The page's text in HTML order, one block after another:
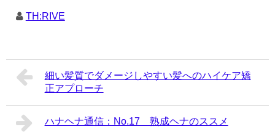
TH:RIVE
細い髪質でダメージしやすい髪へのハイケア矯
正アプローチ
ハナヘナ通信：No.17 熟成ヘナのススメ